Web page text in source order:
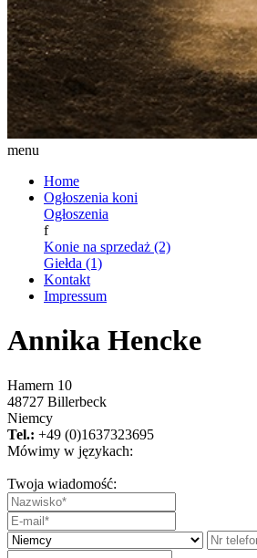
menu
Home
Ogłoszenia koni
Ogłoszenia
f
Konie na sprzedaż (2)
Giełda (1)
Kontakt
Impressum
Annika Hencke
Hamern 10
48727 Billerbeck
Niemcy
Tel.: +49 (0)1637323695
Mówimy w językach:
Twoja wiadomość: